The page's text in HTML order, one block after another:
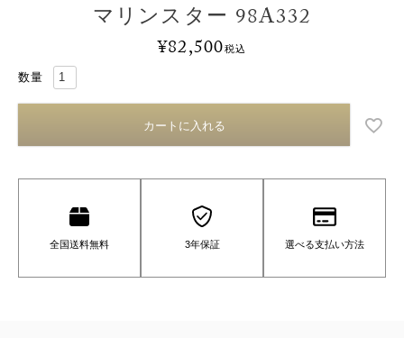
マリンスター 98A332
¥82,500税込
カートに入れる
全国送料無料 3年保証 選べる支払い方法